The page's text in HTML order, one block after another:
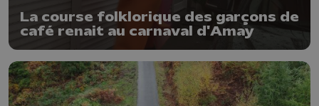
La course folklorique des garçons de
café renait au carnaval d'Amay